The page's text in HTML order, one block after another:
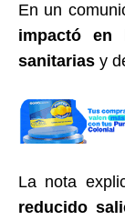
En un
impactó en
sanitarias y
La nota
reducido